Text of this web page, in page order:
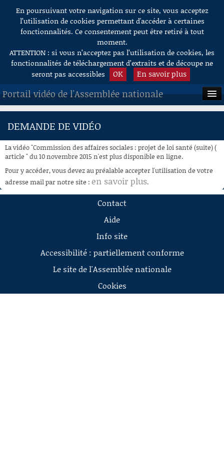
Aller au contenu
En poursuivant votre navigation sur ce site, vous acceptez
l’utilisation de cookies permettant d'accéder à certaines
fonctionnalités. Ce consentement peut être retiré à tout
moment.
ATTENTION : si vous n’acceptez pas l’utilisation de cookies, les
fonctionnalités de téléchargement d’extraits et de découpe ne
seront pas accessibles
OK En savoir plus
Portail vidéo de l'Assemblée nationale
ACCUEIL
À LA DEMANDE
RECHERCHE
AIDE À LA DÉCOUPE
DEMANDE DE VIDÉO
La vidéo "Commission des affaires sociales : projet de loi santé (suite) (
article " du 10 novembre 2015 n'est plus disponible en ligne.
Pour y accéder, vous devez au préalable accepter l'utilisation de votre
adresse mail par notre site : en savoir plus.
Contact
Aide
Info site
Accessibilité : partiellement conforme
Le site de l'Assemblée nationale
Cookies